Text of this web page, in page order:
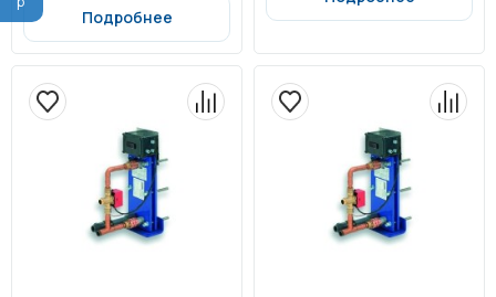
Подробнее